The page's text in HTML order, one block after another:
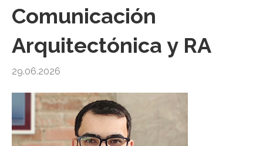
Comunicación
Arquitectónica y RA
29.06.2026